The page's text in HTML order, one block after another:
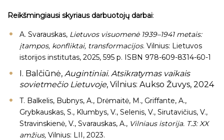
Reikšmingiausi skyriaus darbuotojų darbai:
A. Svarauskas, Lietuvos visuomenė 1939–1941 metais:
įtampos, konfliktai, transformacijos. Vilnius: Lietuvos
istorijos institutas, 2025, 595 p. ISBN 978-609-8314-60-1
I. Balčiūnė, Augintiniai. Atsikratymas vaikais
sovietmečio Lietuvoje, Vilnius: Aukso Žuvys, 2024
T. Balkelis, Bubnys, A., Drėmaitė, M., Griffante, A.,
Grybkauskas, S., Klumbys, V., Selenis, V., Sirutavičius, V.,
Stravinskienė, V., Svarauskas, A., Vilniaus istorija. T.3: XX
amžius, Vilnius: LII, 2023.